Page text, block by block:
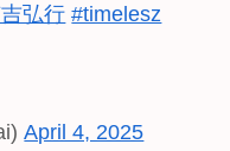
弘行 #timelesz
April 4, 2025